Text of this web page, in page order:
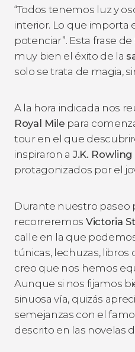
“Todos tenemos luz y
interior. Lo que importa
potenciar”. Esta frase de
muy bien el éxito de la
solo se trata de magia,
A la hora indicada nos
Royal Mile para
tour en el que
inspiraron aJ.K. Rowling
protagonizados por el
Durante nuestro paseo
recorreremos Victoria
calle en la que
túnicas, lechuzas,
creo que nos hemos
Aunque si nos fijamos
sinuosa vía, quizás
semejanzas con el
descrito en las novelas